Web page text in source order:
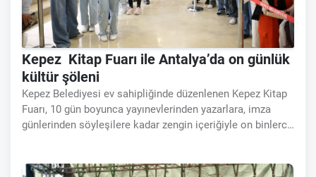
Kepez Kitap Fuarı ile Antalya’da on günlük
kültür şöleni
Kepez Belediyesi ev sahipliğinde düzenlenen Kepez Kitap
Fuarı, 10 gün boyunca yayınevlerinden yazarlara, imza
günlerinden söyleşilere kadar zengin içeriğiyle on binlerce